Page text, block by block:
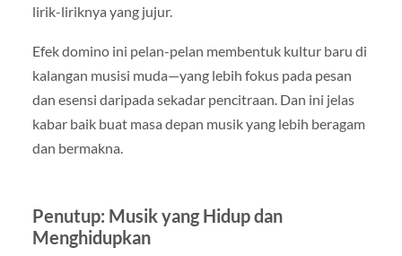
lirik-liriknya yang jujur.
Efek domino ini pelan-pelan membentuk kultur baru di
kalangan musisi muda—yang lebih fokus pada pesan
dan esensi daripada sekadar pencitraan. Dan ini jelas
kabar baik buat masa depan musik yang lebih beragam
dan bermakna.
Penutup: Musik yang Hidup dan
Menghidupkan